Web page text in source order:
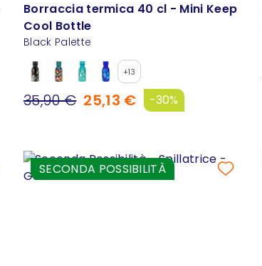
Borraccia termica 40 cl - Mini Keep
Cool Bottle
Black Palette
+13
35,90 € 25,13 € -30%
SECONDA POSSIBILITÀ